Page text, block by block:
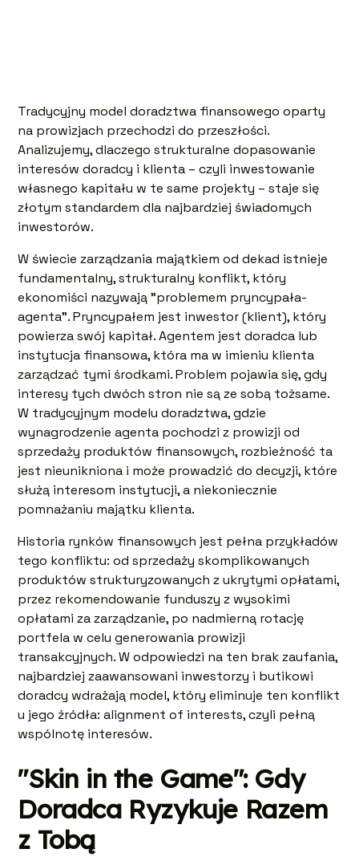
Tradycyjny model doradztwa finansowego oparty
na prowizjach przechodzi do przeszłości.
Analizujemy, dlaczego strukturalne dopasowanie
interesów doradcy i klienta – czyli inwestowanie
własnego kapitału w te same projekty – staje się
złotym standardem dla najbardziej świadomych
inwestorów.
W świecie zarządzania majątkiem od dekad istnieje
fundamentalny, strukturalny konflikt, który
ekonomiści nazywają "problemem pryncypała-
agenta". Pryncypałem jest inwestor (klient), który
powierza swój kapitał. Agentem jest doradca lub
instytucja finansowa, która ma w imieniu klienta
zarządzać tymi środkami. Problem pojawia się, gdy
interesy tych dwóch stron nie są ze sobą tożsame.
W tradycyjnym modelu doradztwa, gdzie
wynagrodzenie agenta pochodzi z prowizji od
sprzedaży produktów finansowych, rozbieżność ta
jest nieunikniona i może prowadzić do decyzji, które
służą interesom instytucji, a niekoniecznie
pomnażaniu majątku klienta.
Historia rynków finansowych jest pełna przykładów
tego konfliktu: od sprzedaży skomplikowanych
produktów strukturyzowanych z ukrytymi opłatami,
przez rekomendowanie funduszy z wysokimi
opłatami za zarządzanie, po nadmierną rotację
portfela w celu generowania prowizji
transakcyjnych. W odpowiedzi na ten brak zaufania,
najbardziej zaawansowani inwestorzy i butikowi
doradcy wdrażają model, który eliminuje ten konflikt
u jego źródła: alignment of interests, czyli pełną
wspólnotę interesów.
"Skin in the Game": Gdy
Doradca Ryzykuje Razem
z Tobą